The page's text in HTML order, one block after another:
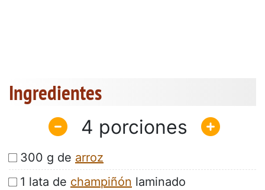
Ingredientes
4
300 g de arroz
1 lata de champiñón laminado